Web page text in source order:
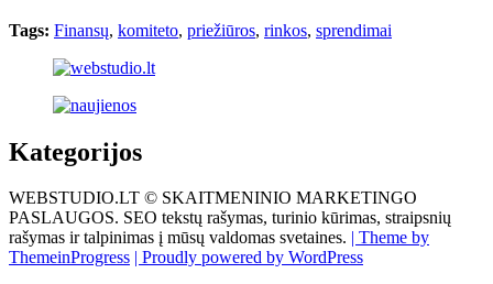
Tags: Finansų, komiteto, priežiūros, rinkos, sprendimai
Kategorijos
WEBSTUDIO.LT © SKAITMENINIO MARKETINGO
PASLAUGOS. SEO tekstų rašymas, turinio kūrimas, straipsnių
rašymas ir talpinimas į mūsų valdomas svetaines. | Theme by
ThemeinProgress | Proudly powered by WordPress